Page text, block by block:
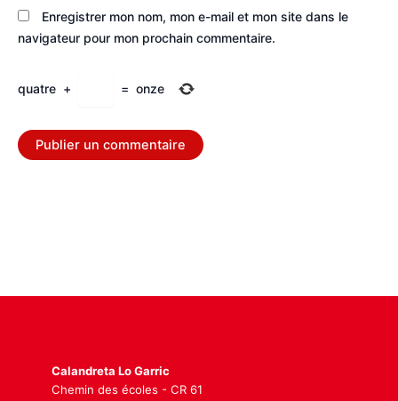
Enregistrer mon nom, mon e-mail et mon site dans le
navigateur pour mon prochain commentaire.
quatre + = onze
Calandreta Lo Garric
Chemin des écoles - CR 61